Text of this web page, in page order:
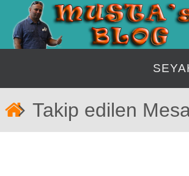
İçeriğe
geç
Takip edilen